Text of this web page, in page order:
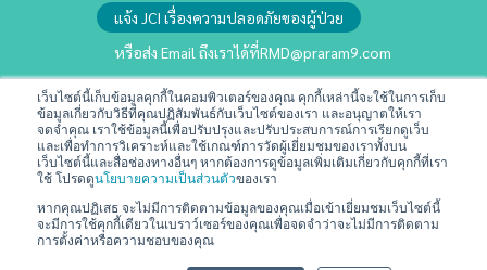
เว็บไซต์นี้เก็บข้อมูลคุกกี้ในคอมพิวเตอร์ของคุณ คุกกี้เหล่านี้จะใช้ในการเก็บ
ข้อมูลเกี่ยวกับวิธีที่คุณปฏิสัมพันธ์กับเว็บไซต์ของเรา และอนุญาตให้เรา
จดจำคุณ เราใช้ข้อมูลนี้เพื่อปรับปรุงและปรับประสบการณ์การเรียกดูเว็บ
และเพื่อทำการวิเคราะห์และใช้เกณฑ์การวัดผู้เยี่ยมชมของเราทั้งบน
เว็บไซต์นี้และสื่อช่องทางอื่นๆ หากต้องการดูข้อมูลเพิ่มเติมเกี่ยวกับคุกกี้ที่เรา
ใช้ โปรดดูนโยบายความเป็นส่วนตัวของเรา
หากคุณปฏิเสธ จะไม่มีการติดตามข้อมูลของคุณเมื่อเข้าเยี่ยมชมเว็บไซต์นี้
จะมีการใช้คุกกี้เดียวในเบราว์เซอร์ของคุณเพื่อจดจำว่าจะไม่มีการติดตาม
การตั้งค่าหรือความชอบของคุณ
แจ้ง JCI เรื่องความปลอดภัยของผู้ป่วย
หรือส่ง Email ถึงเราได้ที่RMD@praram9.com
นักลงทุนสัมพันธ์
การพัฒนาอย่างยั่งยืน
ร่วมงานกับเรา
ติดต่อเรา
ข้อกำหนดและเงื่อนไข